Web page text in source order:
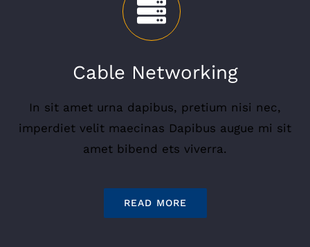
Cable Networking
In sit amet urna dapibus, pretium nisi nec,
imperdiet velit maecinas Dapibus augue mi sit
amet bibend ets viverra.
READ MORE